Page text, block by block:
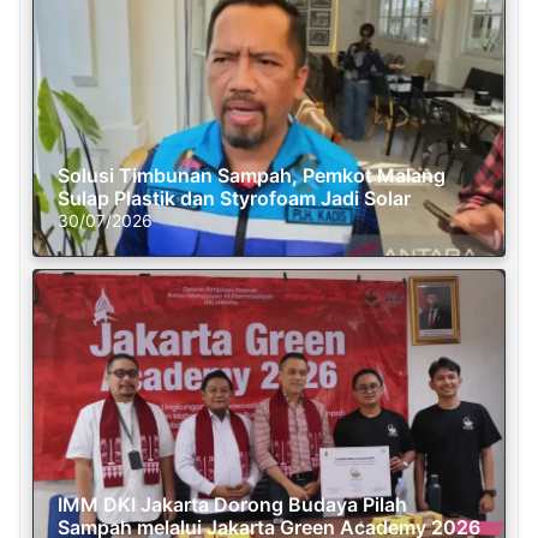
Solusi Timbunan Sampah, Pemkot Malang
Sulap Plastik dan Styrofoam Jadi Solar
30/07/2026
IMM DKI Jakarta Dorong Budaya Pilah
Sampah melalui Jakarta Green Academy 2026